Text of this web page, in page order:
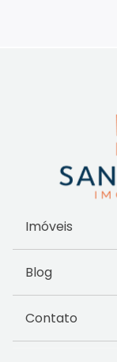
Imóveis
Blog
Contato